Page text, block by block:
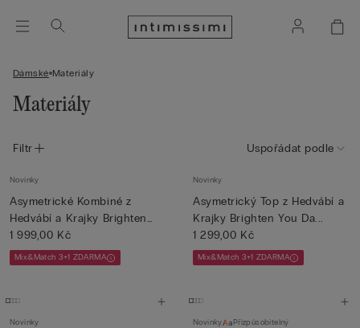
Dámské Materiály
Materiály
Filtr Uspořádat podle
Novinky
Asymetrické Kombiné z
Hedvábí a Krajky Brighten
Yo...
1 999,00 Kč
Mix&Match 3+1 ZDARMA
Novinky
Asymetrický Top z Hedvábí a
Krajky Brighten You Da...
1 299,00 Kč
Mix&Match 3+1 ZDARMA
Novinky Novinky Přizpůsobitelný